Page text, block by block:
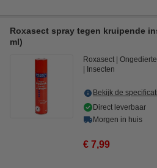
Roxasect spray tegen kruipende
ml)
Roxasect
Insecten
Bekijk de
Direct leverbaar
Morgen in huis
€ 7,99